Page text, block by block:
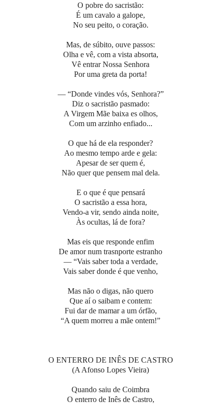
O pobre do sacristão:
É um cavalo a galope,
No seu peito, o coração.
Mas, de súbito, ouve passos:
Olha e vê, com a vista absorta,
Vê entrar Nossa Senhora
Por uma greta da porta!
— “Donde vindes vós, Senhora?”
Diz o sacristão pasmado:
A Virgem Mãe baixa es olhos,
Com um arzinho enfiado...
O que há de ela responder?
Ao mesmo tempo arde e gela:
Apesar de ser quem é,
Não quer que pensem mal dela.
E o que é que pensará
O sacristão a essa hora,
Vendo-a vir, sendo ainda noite,
Às ocultas, lá de fora?
Mas eis que responde enfim
De amor num trasnporte estranho
— “Vais saber toda a verdade,
Vais saber donde é que venho,
Mas não o digas, não quero
Que aí o saibam e contem:
Fui dar de mamar a um órfão,
“A quem morreu a mãe ontem!”
O ENTERRO DE INÊS DE CASTRO
(A Afonso Lopes Vieira)
Quando saiu de Coimbra
O enterro de Inês de Castro,